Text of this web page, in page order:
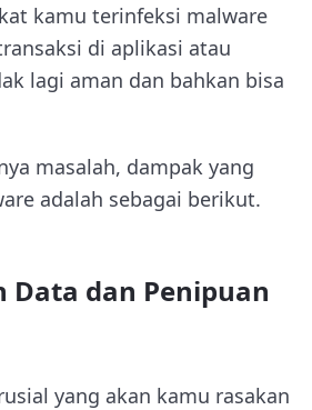
kamu terinfeksi malware
di aplikasi atau
lagi aman dan bahkan bisa
masalah, dampak yang
adalah sebagai berikut.
Data dan Penipuan
yang akan kamu rasakan